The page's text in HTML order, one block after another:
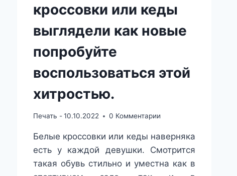
кроссовки или кеды
выглядели как новые
попробуйте
воспользоваться этой
хитростью.
Печать - 10.10.2022 0 Комментарии
Белые кроссовки или кеды наверняка
есть у каждой девушки. Смотрится
такая обувь стильно и уместна как в